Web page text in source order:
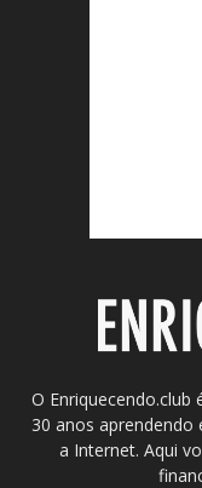
O
30 anos aprendendo
a Internet. Aqui